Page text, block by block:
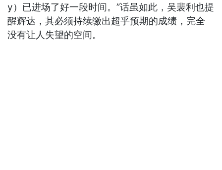
y）已进场了好一段时间。”话虽如此，吴裴利也提
醒辉达，其必须持续缴出超乎预期的成绩，完全
没有让人失望的空间。